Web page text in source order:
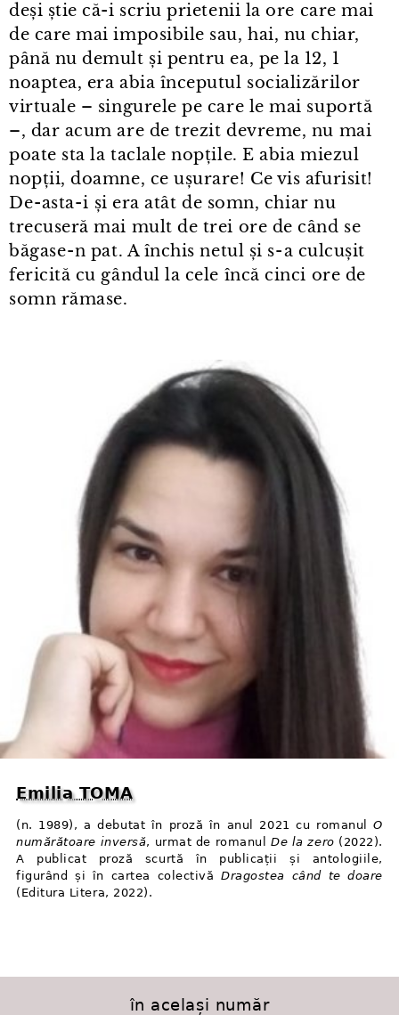
deși știe că-i scriu prietenii la ore care mai
de care mai imposibile sau, hai, nu chiar,
până nu demult și pentru ea, pe la 12, 1
noaptea, era abia începutul socializărilor
virtuale – singurele pe care le mai suportă
–, dar acum are de trezit devreme, nu mai
poate sta la taclale nopțile. E abia miezul
nopții, doamne, ce ușurare! Ce vis afurisit!
De⁠-⁠asta⁠-⁠i și era atât de somn, chiar nu
trecuseră mai mult de trei ore de când se
băgase⁠-⁠n pat. A închis netul și s⁠-⁠a culcușit
fericită cu gândul la cele încă cinci ore de
somn rămase.
Emilia TOMA
(n. 1989), a debutat în proză în anul 2021 cu romanulO
numărătoare inversă, urmat de romanul De la zero (2022).
A publicat proză scurtă în publicații și antologiile,
figurând și în cartea colectivăDragostea când te doare
(Editura Litera, 2022).
în același număr